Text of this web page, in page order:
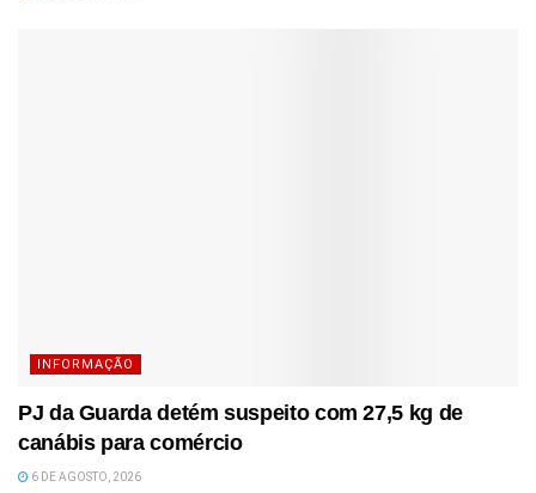
INFORMAÇÃO
PJ da Guarda detém suspeito com 27,5 kg de
canábis para comércio
6 DE AGOSTO, 2026